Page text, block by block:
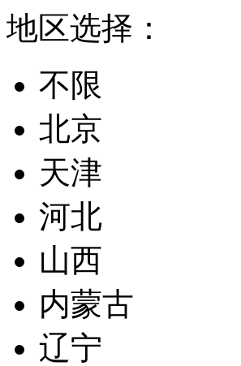
地区选择：
不限
北京
天津
河北
山西
内蒙古
辽宁